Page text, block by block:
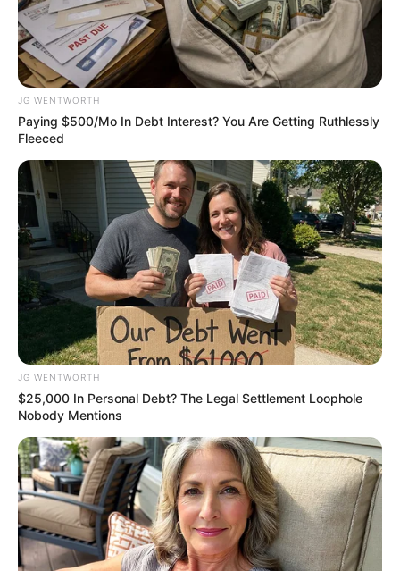
Поделиться:
ЭТО ИНТЕРЕСНО
Why everything you thought you knew about water
might be wrong
CTA Love